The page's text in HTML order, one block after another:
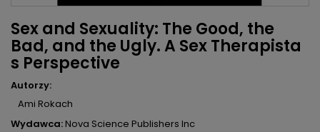
Sex and Sexuality: The Good, the
Bad, and the Ugly. A Sex Therapista
s Perspective
Autorzy:
Ami Rokach
Wydawca:Nova Science Publishers Inc